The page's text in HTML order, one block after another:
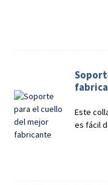
Este
es fácil